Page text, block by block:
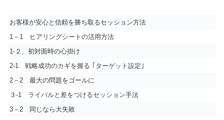
お客様が安心と信頼を勝ち取るセッション方法
1－1 ヒアリングシートの活用方法
1-２、初対面時の心掛け
2-1 戦略成功のカギを握る ｢ターゲット設定｣
2－2 最大の問題をゴールに
３-1 ライバルと差をつけるセッション手法
3－2 同じなら大失敗